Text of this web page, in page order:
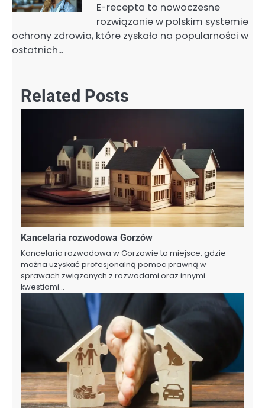
E-recepta to nowoczesne
rozwiązanie w polskim systemie
ochrony zdrowia, które zyskało na popularności w
ostatnich…
Related Posts
Kancelaria rozwodowa Gorzów
Kancelaria rozwodowa w Gorzowie to miejsce, gdzie
można uzyskać profesjonalną pomoc prawną w
sprawach związanych z rozwodami oraz innymi
kwestiami…